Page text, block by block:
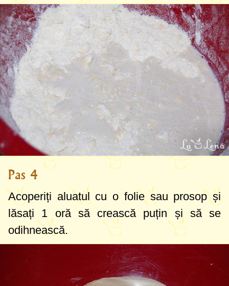
Pas 4
Acoperiți aluatul cu o folie sau prosop și
lăsați 1 oră să crească puțin și să se
odihnească.